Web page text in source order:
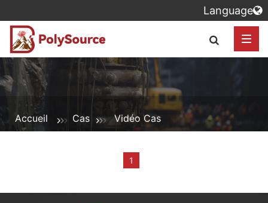
Accueil Cas Vidéo Cas
1
Language